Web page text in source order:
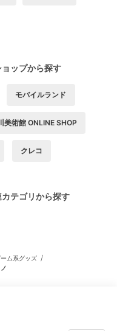
ップから探す
モバイルランド
美術館 ONLINE SHOP
クレコ
テゴリから探す
ム系グッズ /